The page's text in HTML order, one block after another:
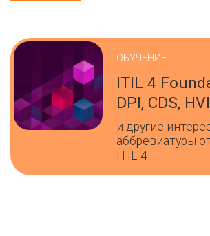
ОБУЧЕНИЕ
ITIL 4
DPI, CDS,
и другие
аббревиатуры
ITIL 4